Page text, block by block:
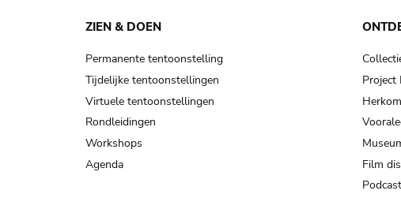
ZIEN & DOEN
Permanente tentoonstelling
Tijdelijke tentoonstellingen
Virtuele tentoonstellingen
Rondleidingen
Workshops
Agenda
Project
Film